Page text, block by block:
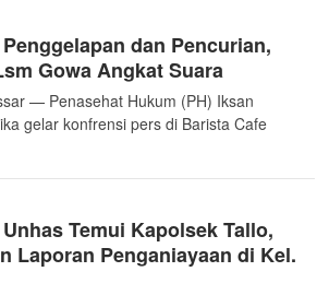
dan Pencurian,
Gowa Angkat Suara
— Penasehat Hukum (PH) Iksan
gelar konfrensi pers di Barista Cafe
Temui Kapolsek Tallo,
Laporan Penganiayaan di Kel.